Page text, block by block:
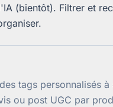
(bientôt). Filtrer et
tags personnalisés à
ou post UGC par